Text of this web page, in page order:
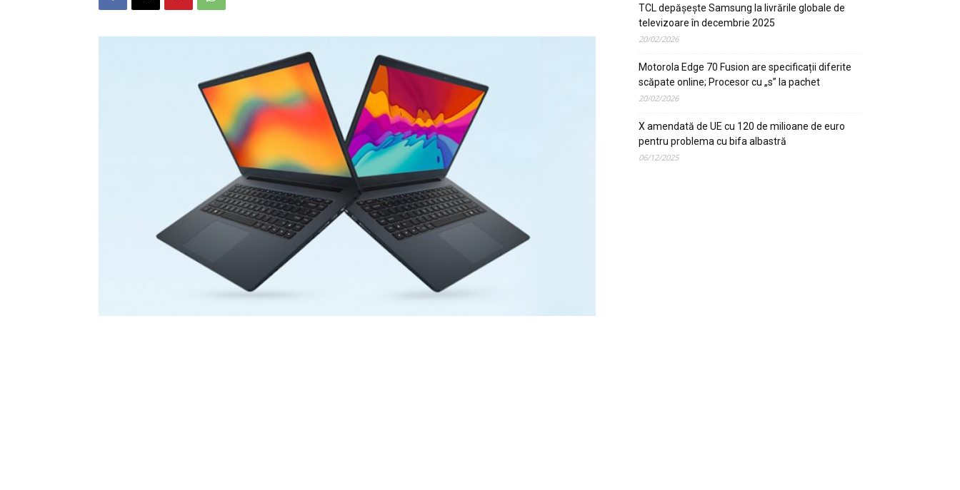
TCL depășește Samsung la livrările globale de
televizoare în decembrie 2025
20/02/2026
Motorola Edge 70 Fusion are specificații diferite
scăpate online; Procesor cu „s” la pachet
20/02/2026
X amendată de UE cu 120 de milioane de euro
pentru problema cu bifa albastră
06/12/2025